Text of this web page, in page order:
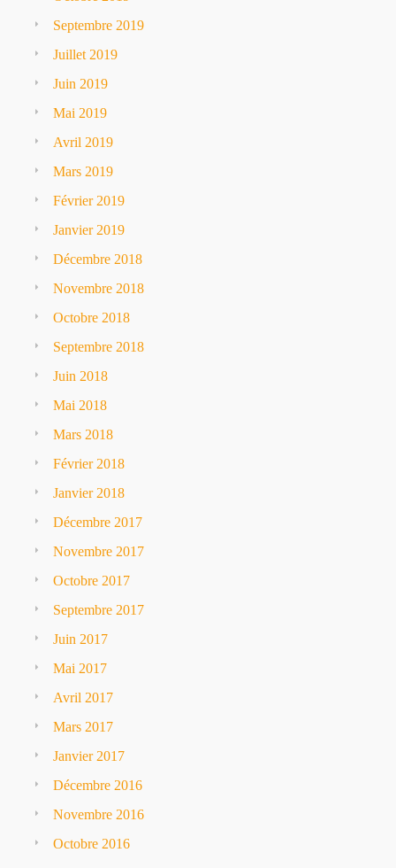
Septembre 2019
Juillet 2019
Juin 2019
Mai 2019
Avril 2019
Mars 2019
Février 2019
Janvier 2019
Décembre 2018
Novembre 2018
Octobre 2018
Septembre 2018
Juin 2018
Mai 2018
Mars 2018
Février 2018
Janvier 2018
Décembre 2017
Novembre 2017
Octobre 2017
Septembre 2017
Juin 2017
Mai 2017
Avril 2017
Mars 2017
Janvier 2017
Décembre 2016
Novembre 2016
Octobre 2016